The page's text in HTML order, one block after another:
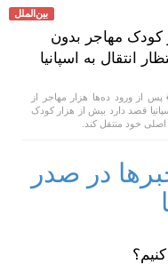
بین‌الملل
کودک مهاجر بدون
انتقال به اسپانیا
پس از ورود ده‌ها هزار مهاجر از
قصد دارد بیش از هزار کودک
خود منتقل کند.
در صدر